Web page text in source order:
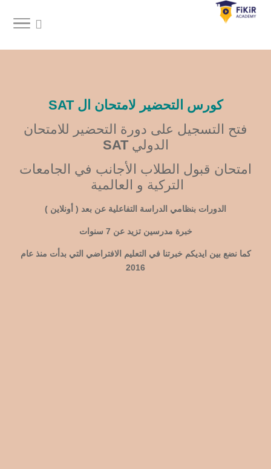
كورس التحضير لامتحان ال SAT
فتح التسجيل على دورة التحضير للامتحان
الدوليSAT
امتحان قبول الطلاب الأجانب في الجامعات
التركية و العالمية
الدورات بنظامي الدراسة التفاعلية عن بعد ( أونلاين )
خبرة مدرسين تزيد عن 7 سنوات
كما نضع بين ايديكم خبرتنا في التعليم الافتراضي التي بدأت منذ عام
2016